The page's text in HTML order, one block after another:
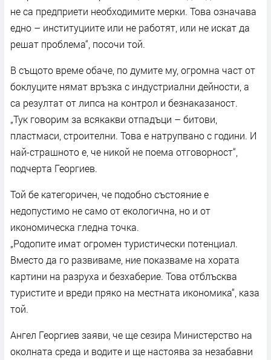
не са предприети необходимите мерки. Това означава
едно – институциите или не работят, или не искат да
решат проблема“, посочи той.
В същото време обаче, по думите му, огромна част от
боклуците нямат връзка с индустриални дейности, а
са резултат от липса на контрол и безнаказаност.
„Тук говорим за всякакви отпадъци – битови,
пластмаси, строителни. Това е натрупвано с години. И
най-страшното е, че никой не поема отговорност“,
подчерта Георгиев.
Той бе категоричен, че подобно състояние е
недопустимо не само от екологична, но и от
икономическа гледна точка.
„Родопите имат огромен туристически потенциал.
Вместо да го развиваме, ние показваме на хората
картини на разруха и безхаберие. Това отблъсква
туристите и вреди пряко на местната икономика“, каза
той.
Ангел Георгиев заяви, че ще сезира Министерство на
околната среда и водите и ще настоява за незабавни